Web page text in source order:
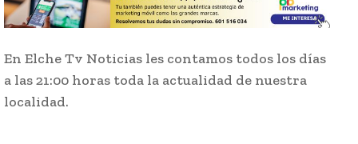
En Elche Tv Noticias les contamos todos los días
a las 21:00 horas toda la actualidad de nuestra
localidad.